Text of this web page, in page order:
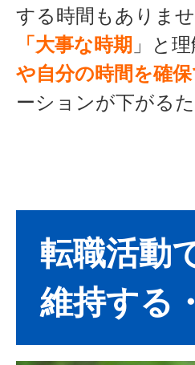
する時間もありませ
「大事な時期 」と
や自分の時間を確
ーションが下がるた
転職活動
維持する